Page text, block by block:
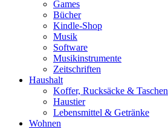
Games
Bücher
Kindle-Shop
Musik
Software
Musikinstrumente
Zeitschriften
Haushalt
Koffer, Rucksäcke & Taschen
Haustier
Lebensmittel & Getränke
Wohnen